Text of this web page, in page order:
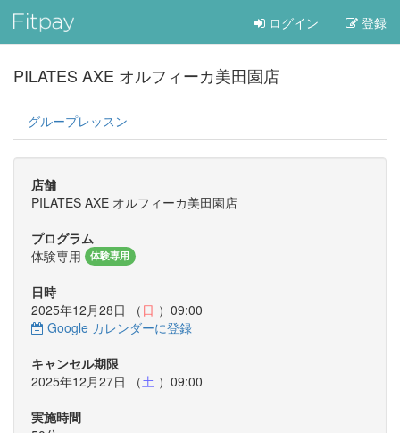
ログイン 登録
PILATES AXE オルフィーカ美田園店
グループレッスン
店舗
PILATES AXE オルフィーカ美田園店
プログラム
体験専用
体験専用
日時
2025年12月28日 （ 日 ）09:00
Google カレンダーに登録
キャンセル期限
2025年12月27日 （土 ）09:00
実施時間